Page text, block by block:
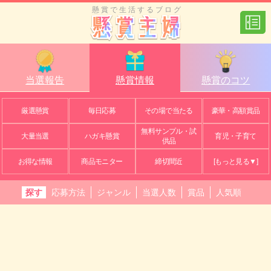
懸賞で生活するブログ
当選報告 懸賞情報 懸賞のコツ
厳選懸賞 毎日応募 その場で当たる 豪華・高額賞品
大量当選 ハガキ懸賞
無料サンプル・試
供品
育児・子育て
お得な情報 商品モニター 締切間近 [もっと見る▼]
探す 応募方法 ジャンル 当選人数 賞品 人気順